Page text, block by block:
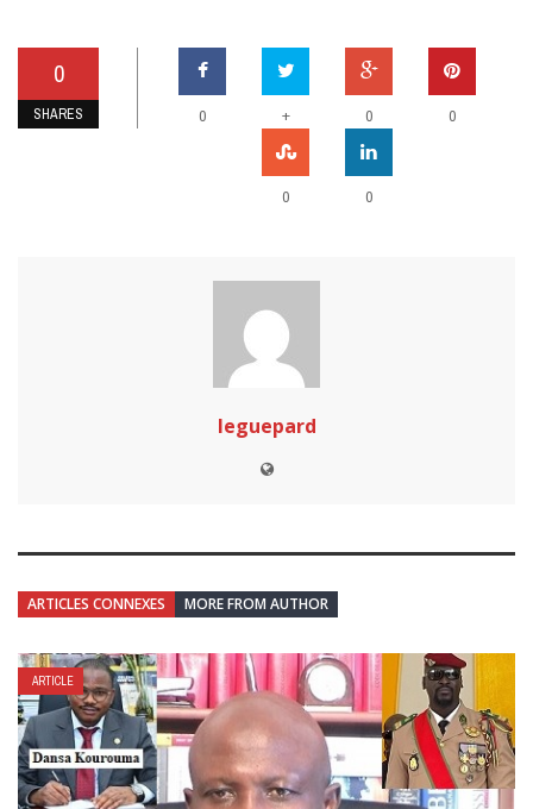
0
SHARES 0 + 0 0
0 0
leguepard
ARTICLES CONNEXES MORE FROM AUTHOR
ARTICLE